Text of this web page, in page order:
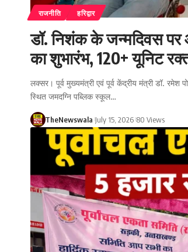
राजनीति हरिद्वार
डॉ. निशंक के जन्मदिवस पर
का शुभारंभ, 120+ यूनिट
लक्सर। पूर्व मुख्यमंत्री एवं पूर्व केंद्रीय मंत्री डॉ. रमेश
स्थित जमदग्नि पब्लिक स्कूल…
TheNewswala July 15, 2026 80 Views